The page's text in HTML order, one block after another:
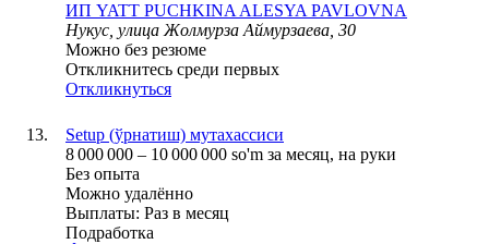
ИП YATT PUCHKINA ALESYA PAVLOVNA
Нукус, улица Жолмурза Аймурзаева, 30
Можно без резюме
Откликнитесь среди первых
Откликнуться
Setup (ўрнатиш) мутахассиси
8 000 000 – 10 000 000 so'm за месяц, на руки
Без опыта
Можно удалённо
Выплаты: Раз в месяц
Подработка